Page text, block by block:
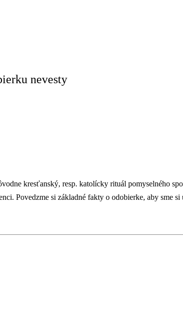
nevesty
kresťanský, resp. katolícky rituál pomyselného
Povedzme si základné fakty o odobierke, aby sme